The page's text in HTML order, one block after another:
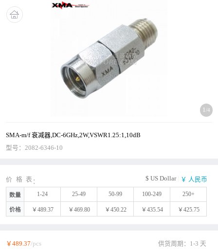
1/4
SMA-m/f 衰减器,DC-6GHz,2W,VSWR1.25:1,10dB
型号：2082-6346-10
价格表 $ US Dollar ￥ 人民币
数量 1-24 25-49 50-99 100-249 250+
价格 ￥489.37 ￥469.80 ￥450.22 ￥435.54 ￥425.75
￥489.37/pcs 供货周期：1-3 天